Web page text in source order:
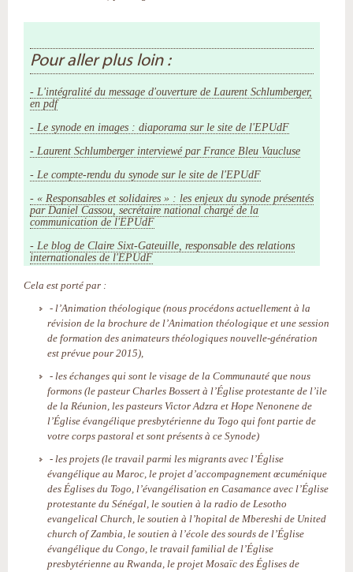
Pour aller plus loin :
- L'intégralité du message d'ouverture de Laurent Schlumberger,
en pdf
- Le synode en images : diaporama sur le site de l'EPUdF
- Laurent Schlumberger interviewé par France Bleu Vaucluse
- Le compte-rendu du synode sur le site de l'EPUdF
- « Responsables et solidaires » : les enjeux du synode présentés
par Daniel Cassou, secrétaire national chargé de la
communication de l'EPUdF
- Le blog de Claire Sixt-Gateuille, responsable des relations
internationales de l'EPUdF
Cela est porté par :
- l’Animation théologique (nous procédons actuellement à la
révision de la brochure de l’Animation théologique et une session
de formation des animateurs théologiques nouvelle-génération
est prévue pour 2015),
- les échanges qui sont le visage de la Communauté que nous
formons (le pasteur Charles Bossert à l’Église protestante de l’ile
de la Réunion, les pasteurs Victor Adzra et Hope Nenonene de
l’Église évangélique presbytérienne du Togo qui font partie de
votre corps pastoral et sont présents à ce Synode)
- les projets (le travail parmi les migrants avec l’Église
évangélique au Maroc, le projet d’accompagnement œcuménique
des Églises du Togo, l’évangélisation en Casamance avec l’Église
protestante du Sénégal, le soutien à la radio de Lesotho
evangelical Church, le soutien à l’hopital de Mbereshi de United
church of Zambia, le soutien à l’école des sourds de l’Église
évangélique du Congo, le travail familial de l’Église
presbytérienne au Rwanda, le projet Mosaïc des Églises de